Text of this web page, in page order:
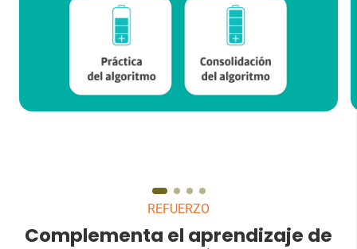
REFUERZO
Complementa el aprendizaje de